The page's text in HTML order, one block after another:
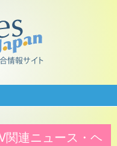
関連ニュース・ヘ